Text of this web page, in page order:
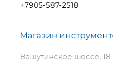
+7905-587-2518
Магазин
Вашутинское шоссе,